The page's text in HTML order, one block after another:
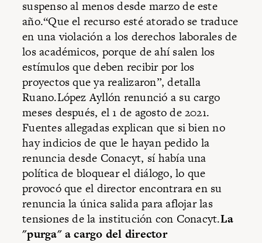
suspenso al menos desde marzo de este
año.“Que el recurso esté atorado se traduce
en una violación a los derechos laborales de
los académicos, porque de ahí salen los
estímulos que deben recibir por los
proyectos que ya realizaron”, detalla
Ruano.López Ayllón renunció a su cargo
meses después, el 1 de agosto de 2021.
Fuentes allegadas explican que si bien no
hay indicios de que le hayan pedido la
renuncia desde Conacyt, sí había una
política de bloquear el diálogo, lo que
provocó que el director encontrara en su
renuncia la única salida para aflojar las
tensiones de la institución con Conacyt.La
"purga" a cargo del director